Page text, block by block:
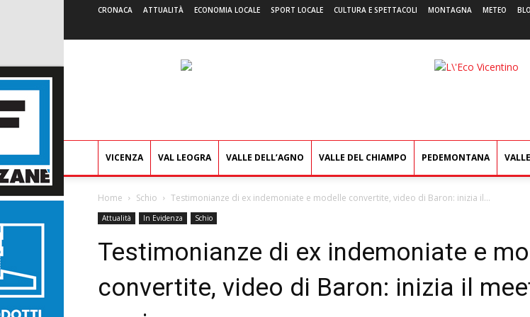
CRONACA ATTUALITÀ ECONOMIA LOCALE SPORT LOCALE CULTURA E SPETTACOLI MONTAGNA METEO
L'Eco
VICENZA VAL LEOGRA VALLE DELL’AGNO VALLE DEL CHIAMPO PEDEMONTANA
Home Schio Testimonianze di ex indemoniate e modelle convertite, video di Baron: inizia il...
Attualità In Evidenza Schio
Testimonianze di ex indemoniate e
convertite, video di Baron: inizia il